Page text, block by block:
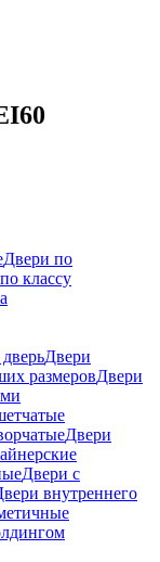
Двери по
классу
Двери
размеровДвери
Двери
Двери с
внутреннего